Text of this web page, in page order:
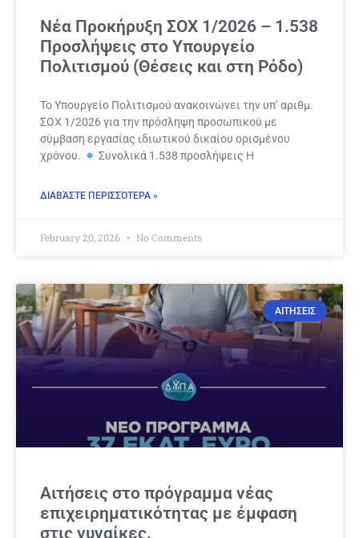
Νέα Προκήρυξη ΣΟΧ 1/2026 – 1.538
Προσλήψεις στο Υπουργείο
Πολιτισμού (Θέσεις και στη Ρόδο)
Το Υπουργείο Πολιτισμού ανακοινώνει την υπ’ αριθμ.
ΣΟΧ 1/2026 για την πρόσληψη προσωπικού με
σύμβαση εργασίας ιδιωτικού δικαίου ορισμένου
χρόνου.
Συνολικά 1.538 προσλήψεις Η
ΔΙΑΒΆΣΤΕ ΠΕΡΙΣΣΌΤΕΡΑ »
February 20, 2026 No Comments
ΑΙΤΗΣΕΙΣ
Αιτήσεις στο πρόγραμμα νέας
επιχειρηματικότητας με έμφαση
στις γυναίκες.